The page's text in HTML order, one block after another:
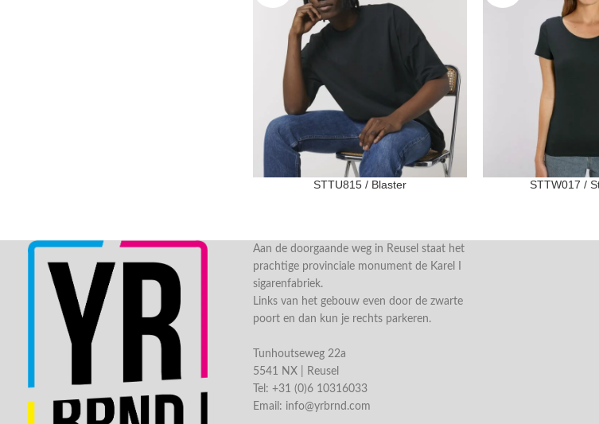
STTU815 / Blaster STTW017 /
Aan de doorgaande weg in Reusel staat het
prachtige provinciale monument de Karel I
sigarenfabriek.
Links van het gebouw even door de zwarte
poort en dan kun je rechts parkeren.
Tunhoutseweg 22a
5541 NX | Reusel
Tel: +31 (0)6 10316033
Email: info@yrbrnd.com